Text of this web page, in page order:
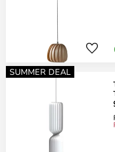
SUMMER DEAL